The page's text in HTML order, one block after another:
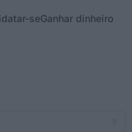
seGanhar dinheiro